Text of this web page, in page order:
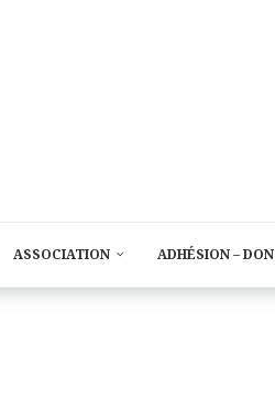
ASSOCIATION ADHÉSION – DON